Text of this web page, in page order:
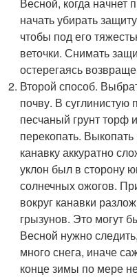
начать убирать
чтобы под его
веточки. Снимать
остерегаясь
Второй способ.
почву. В суглинистую
песчаный грунт торф
перекопать.
канавку аккуратно
уклон был в сторону
солнечных ожогов.
вокруг канавки
грызунов. Это могут
Весной нужно
много снега, иначе
конце зимы по мере